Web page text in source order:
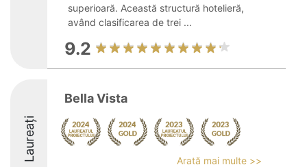
superioară. Această structură hotelieră,
având clasificarea de trei ...
9.2
Laureați
Bella Vista
Arată mai multe >>